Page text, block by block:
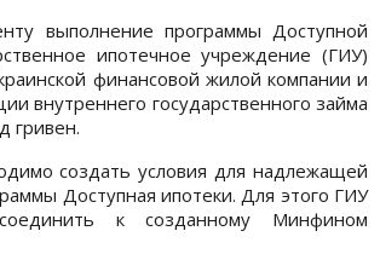
выполнение программы Доступной
ипотечное учреждение (ГИУ)
финансовой жилой компании и
внутреннего государственного займа
гривен.
создать условия для надлежащей
Доступная ипотеки. Для этого ГИУ
к созданному Минфином